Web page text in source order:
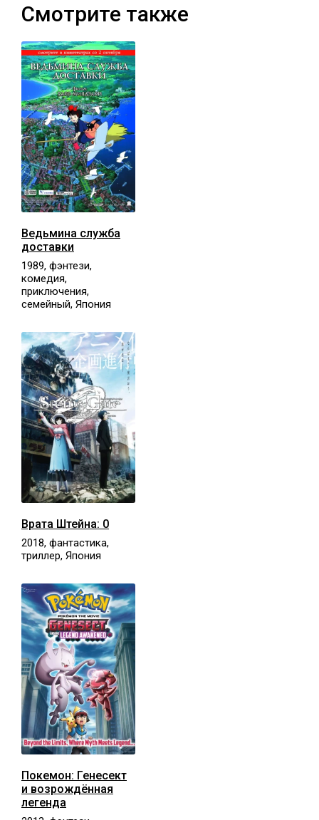
Смотрите также
Ведьмина служба
доставки
1989, фэнтези,
комедия,
приключения,
семейный, Япония
Врата Штейна: 0
2018, фантастика,
триллер, Япония
Покемон: Генесект
и возрождённая
легенда